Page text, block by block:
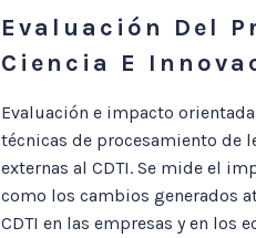
Evaluación Del
Ciencia E
Evaluación e impacto
técnicas de procesamiento de
externas al CDTI. Se mide el
como los cambios generados
CDTI en las empresas y en los